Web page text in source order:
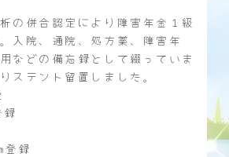
の併合認定により障害年金１級
入院、通院、処方薬、障害年
などの備忘録として綴っていま
ステント留置しました。
録